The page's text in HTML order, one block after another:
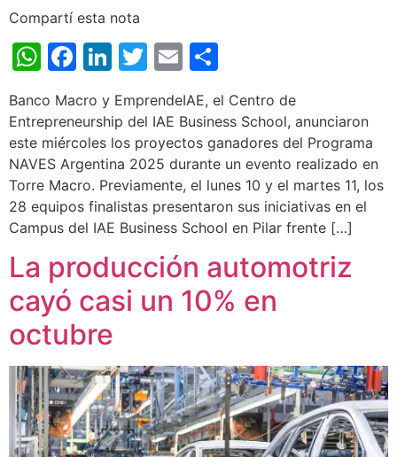
Compartí esta nota
WhatsApp
Facebook
LinkedIn
Twitter
Email
Banco Macro y EmprendeIAE, el Centro de
Entrepreneurship del IAE Business School, anunciaron
este miércoles los proyectos ganadores del Programa
NAVES Argentina 2025 durante un evento realizado en
Torre Macro. Previamente, el lunes 10 y el martes 11, los
28 equipos finalistas presentaron sus iniciativas en el
Campus del IAE Business School en Pilar frente […]
La producción automotriz
cayó casi un 10% en
octubre